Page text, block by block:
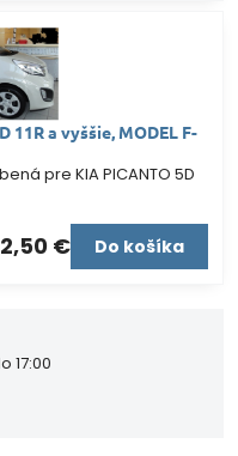
a vyššie, MODEL F-
pre KIA PICANTO 5D
€ Do košíka
17:00